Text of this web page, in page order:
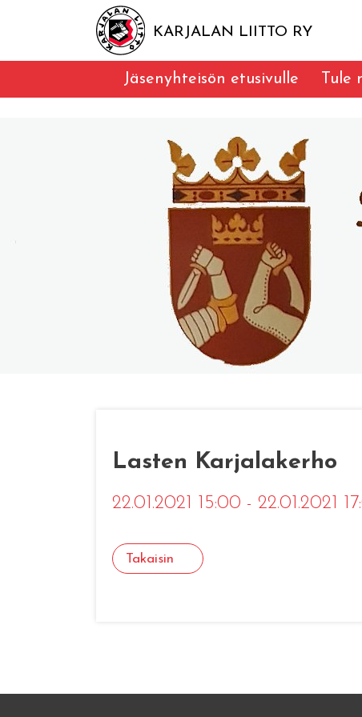
KARJALAN LIITTO RY
Jäsenyhteisön etusivulle Tule
Lasten Karjalakerho
22.01.2021 15:00 - 22.01.2021
Takaisin